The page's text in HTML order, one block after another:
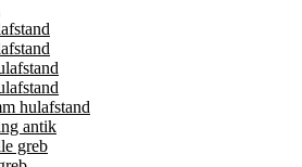
hulafstand
antik
greb